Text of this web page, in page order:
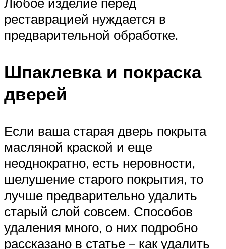
реставрацией нуждается в
предварительной обработке.
Шпаклевка и покраска
дверей
Если ваша старая дверь покрыта
масляной краской и еще
неоднократно, есть неровности,
шелушение старого покрытия, то
лучше предварительно удалить
старый слой совсем. Способов
удаления много, о них подробно
рассказано в статье – как удалить